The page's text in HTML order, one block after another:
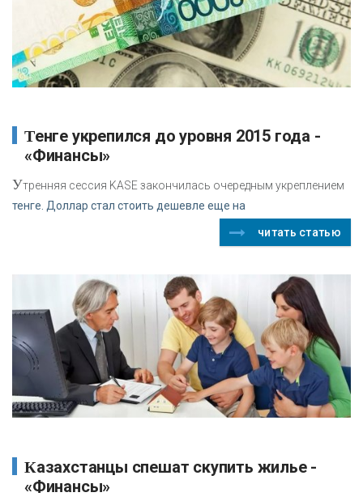
Тенге укрепился до уровня 2015 года -
«Финансы»
Утренняя сессия KASE закончилась очередным укреплением
тенге. Доллар стал стоить дешевле еще на
читать статью
Казахстанцы спешат скупить жилье -
«Финансы»